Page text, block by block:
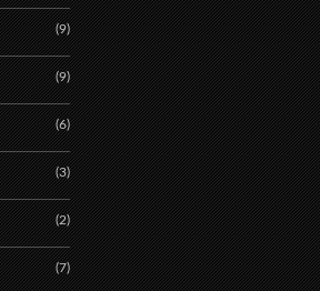
(9)
(9)
(6)
(3)
(2)
(7)